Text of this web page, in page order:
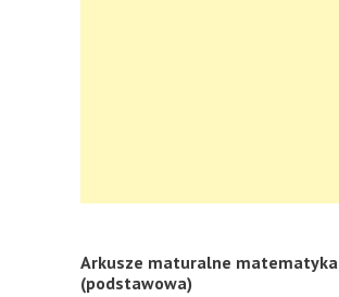
Arkusze maturalne matematyka
(podstawowa)